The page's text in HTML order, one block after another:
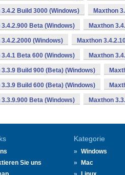
3.4.2 Build 3000 (Windows) Maxthon
3.4.2.900 Beta (Windows) Maxthon
3.4.2.2000 (Windows) Maxthon
3.4.1 Beta 600 (Windows) Maxthon
3.3.9 Build 900 (Beta) (Windows)
3.3.9 Build 600 (Beta) (Windows)
3.3.9.900 Beta (Windows) Maxthon
Sie uns
Kategorie
Windows
Mac